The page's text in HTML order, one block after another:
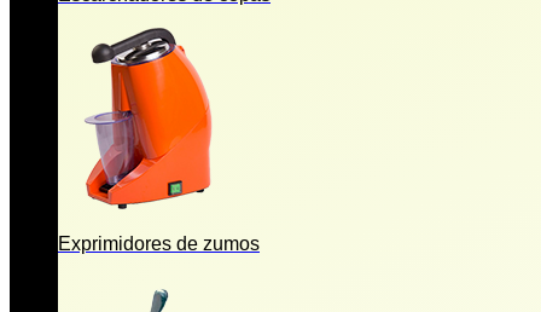
Exprimidores de zumos